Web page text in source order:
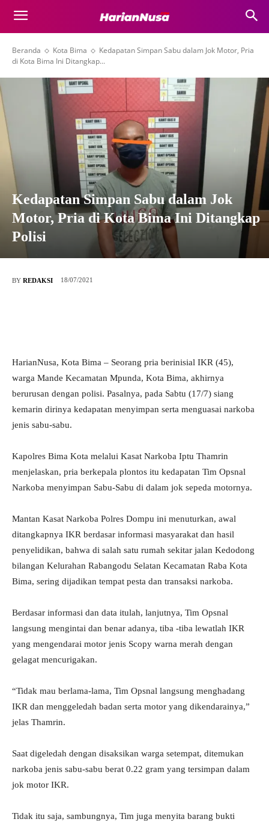
Beranda Kota Bima
Kedapatan Simpan Sabu dalam Jok Motor, Pria
di Kota Bima Ini Ditangkap...
Kedapatan Simpan Sabu dalam Jok
Motor, Pria di Kota Bima Ini Ditangkap
Polisi
BY REDAKSI 18/07/2021
HarianNusa, Kota Bima – Seorang pria berinisial IKR (45),
warga Mande Kecamatan Mpunda, Kota Bima, akhirnya
berurusan dengan polisi. Pasalnya, pada Sabtu (17/7) siang
kemarin dirinya kedapatan menyimpan serta menguasai narkoba
jenis sabu-sabu.
Kapolres Bima Kota melalui Kasat Narkoba Iptu Thamrin
menjelaskan, pria berkepala plontos itu kedapatan Tim Opsnal
Narkoba menyimpan Sabu-Sabu di dalam jok sepeda motornya.
Mantan Kasat Narkoba Polres Dompu ini menuturkan, awal
ditangkapnya IKR berdasar informasi masyarakat dan hasil
penyelidikan, bahwa di salah satu rumah sekitar jalan Kedodong
bilangan Kelurahan Rabangodu Selatan Kecamatan Raba Kota
Bima, sering dijadikan tempat pesta dan transaksi narkoba.
Berdasar informasi dan data itulah, lanjutnya, Tim Opsnal
langsung mengintai dan benar adanya, tiba -tiba lewatlah IKR
yang mengendarai motor jenis Scopy warna merah dengan
gelagat mencurigakan.
“Tidak mau berlama-lama, Tim Opsnal langsung menghadang
IKR dan menggeledah badan serta motor yang dikendarainya,”
jelas Thamrin.
Saat digeledah dengan disaksikan warga setempat, ditemukan
narkoba jenis sabu-sabu berat 0.22 gram yang tersimpan dalam
jok motor IKR.
Tidak itu saja, sambungnya, Tim juga menyita barang bukti